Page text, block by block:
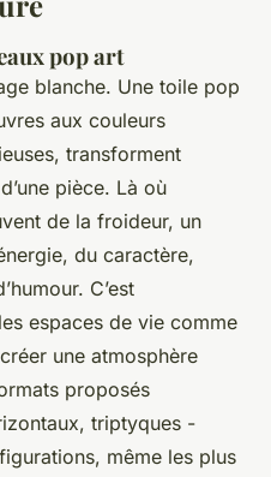
pop art
blanche. Une toile pop
aux couleurs
transforment
pièce. Là où
de la froideur, un
du caractère,
C’est
espaces de vie comme
une atmosphère
proposés
triptyques -
même les plus